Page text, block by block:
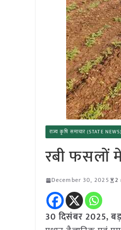
राज्य कृषि समाचार (STATE NEWS)
रबी फसलों
December 30, 2025 2
30 दिसंबर 2025,